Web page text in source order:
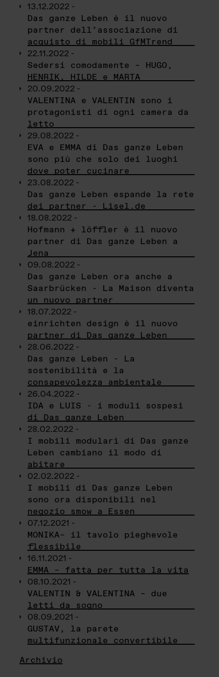
13.12.2022 -
Das ganze Leben è il nuovo
partner dell’associazione di
acquisto di mobili GfMTrend
22.11.2022 -
Sedersi comodamente – HUGO,
HENRIK, HILDE e MARTA
20.09.2022 -
VALENTINA e VALENTIN sono i
protagonisti di ogni camera da
letto
29.08.2022 -
EVA e EMMA di Das ganze Leben
sono più che solo dei luoghi
dove poter cucinare
23.08.2022 -
Das ganze Leben espande la rete
dei partner - Lisel.de
18.08.2022 -
Hofmann + löffler è il nuovo
partner di Das ganze Leben a
Jena
09.08.2022 -
Das ganze Leben ora anche a
Saarbrücken - La Maison diventa
un nuovo partner
18.07.2022 -
einrichten design è il nuovo
partner di Das ganze Leben
28.06.2022 -
Das ganze Leben - La
sostenibilità e la
consapevolezza ambientale
26.04.2022 -
IDA e LUIS - i moduli sospesi
di Das ganze Leben
28.02.2022 -
I mobili modulari di Das ganze
Leben cambiano il modo di
abitare
02.02.2022 -
I mobili di Das ganze Leben
sono ora disponibili nel
negozio smow a Essen
07.12.2021 -
MONIKA– il tavolo pieghevole
flessibile
16.11.2021 -
EMMA – fatta per tutta la vita
08.10.2021 -
VALENTIN & VALENTINA – due
letti da sogno
08.09.2021 -
GUSTAV, la parete
multifunzionale convertibile
Archivio